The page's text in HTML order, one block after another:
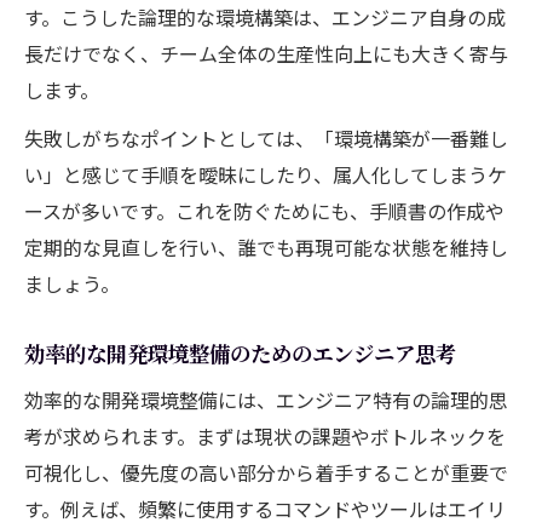
す。こうした論理的な環境構築は、エンジニア自身の成
長だけでなく、チーム全体の生産性向上にも大きく寄与
します。
失敗しがちなポイントとしては、「環境構築が一番難し
い」と感じて手順を曖昧にしたり、属人化してしまうケ
ースが多いです。これを防ぐためにも、手順書の作成や
定期的な見直しを行い、誰でも再現可能な状態を維持し
ましょう。
効率的な開発環境整備のためのエンジニア思考
効率的な開発環境整備には、エンジニア特有の論理的思
考が求められます。まずは現状の課題やボトルネックを
可視化し、優先度の高い部分から着手することが重要で
す。例えば、頻繁に使用するコマンドやツールはエイリ